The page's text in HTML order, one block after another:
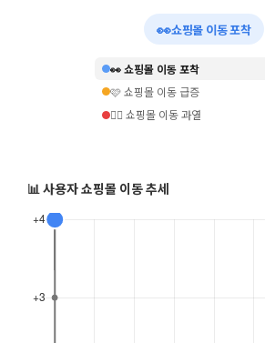
👀쇼핑몰 이동 포착
👀 쇼핑몰 이동 포착
🩷 쇼핑몰 이동 급증
❤️‍🔥 쇼핑몰 이동 과열
📊 사용자 쇼핑몰 이동 추세